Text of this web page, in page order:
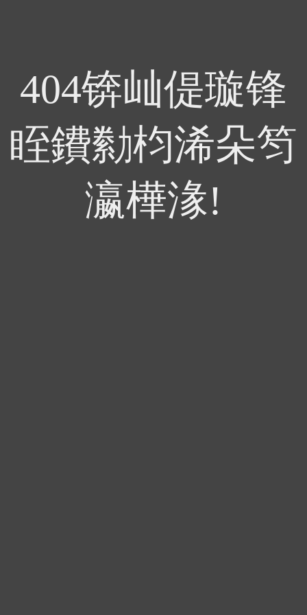
404锛屾偍璇锋
眰鐨勬枃浠朵笉
瀛樺湪!